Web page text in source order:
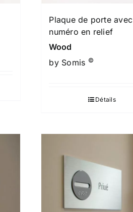
Plaque de porte avec
numéro en relief
Wood
by Somis ©
Détails